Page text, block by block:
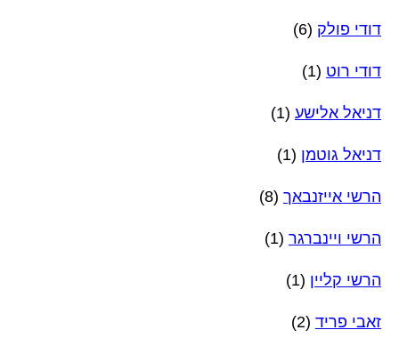
דודי פולק (6)
דודי רוט (1)
דניאל אלישע (1)
דניאל גוטמן (1)
הרשי אייזנבאך (8)
הרשי ויינברגר (1)
הרשי קליין (1)
זאבי פריד (2)